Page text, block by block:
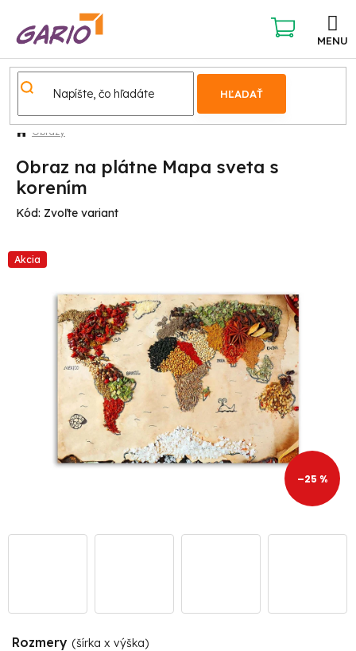
obsah
HĽADAŤ
NÁKUPNÝ
KOŠÍK
Obrazy
Obraz na plátne Mapa sveta s
korením
Kód: Zvoľte variant
Akcia
–25 %
Rozmery (šírka x výška)